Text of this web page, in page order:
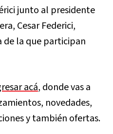
junto al presidente
Cesar Federici,
de la que participan
acá, donde vas a
novedades,
y también ofertas.